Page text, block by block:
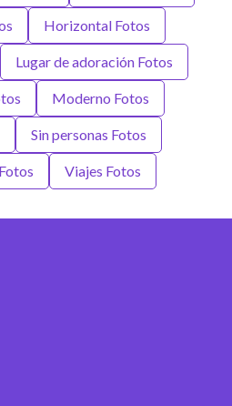
Horizontal Fotos
Lugar de adoración Fotos
Moderno Fotos
Sin personas Fotos
Viajes Fotos